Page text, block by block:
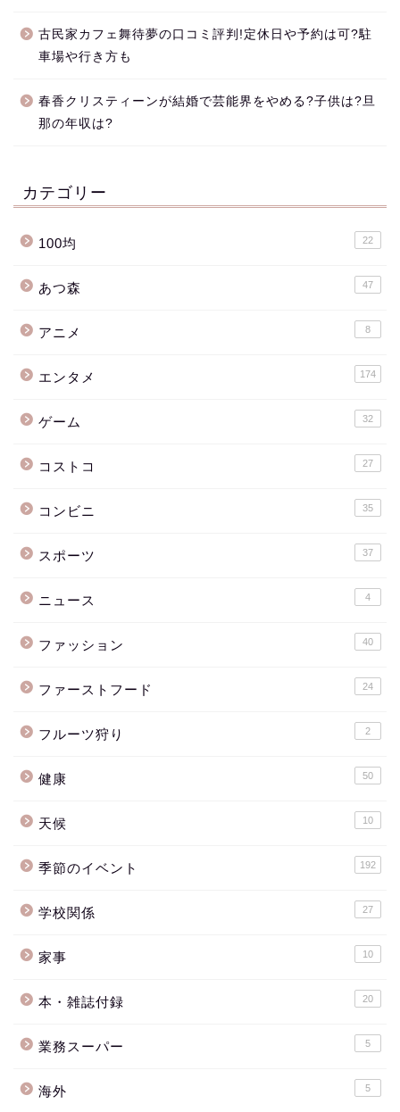
古民家カフェ舞待夢の口コミ評判!定休日や予約は可?駐
車場や行き方も
春香クリスティーンが結婚で芸能界をやめる?子供は?旦
那の年収は?
カテゴリー
100均 22
あつ森 47
アニメ 8
エンタメ 174
ゲーム 32
コストコ 27
コンビニ 35
スポーツ 37
ニュース 4
ファッション 40
ファーストフード 24
フルーツ狩り 2
健康 50
天候 10
季節のイベント 192
学校関係 27
家事 10
本・雑誌付録 20
業務スーパー 5
海外 5